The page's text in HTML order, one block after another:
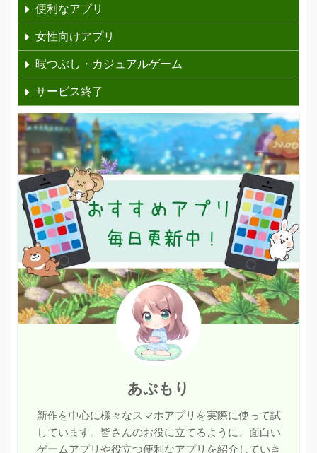
便利なアプリ
女性向けアプリ
暇つぶし・カジュアルゲーム
サービス終了
あぷもり
新作を中心に様々なスマホアプリを実際に使って試
しています。皆さんのお役に立てるように、面白い
ゲームアプリや役立つ便利なアプリを紹介していき